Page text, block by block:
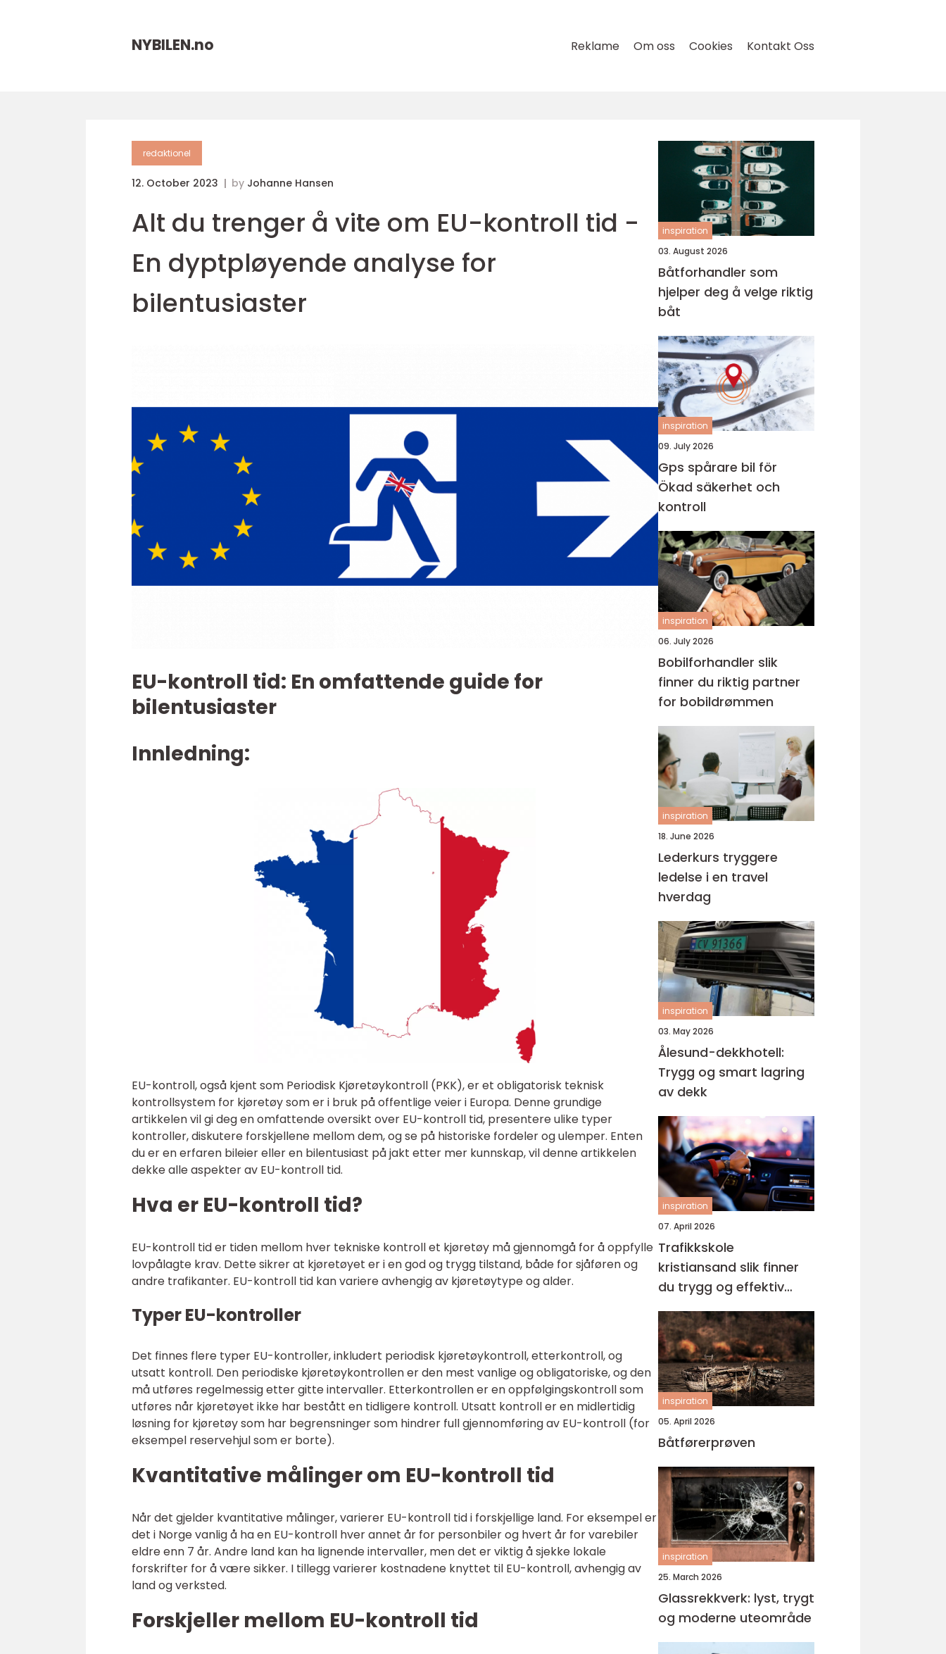
NYBILEN.no Reklame Om oss Cookies Kontakt Oss
redaktionel
12. October 2023 by Johanne Hansen
Alt du trenger å vite om EU-kontroll tid -
En dyptpløyende analyse for
bilentusiaster
EU-kontroll tid: En omfattende guide for
bilentusiaster
Innledning:
EU-kontroll, også kjent som Periodisk Kjøretøykontroll (PKK), er et obligatorisk teknisk
kontrollsystem for kjøretøy som er i bruk på offentlige veier i Europa. Denne grundige
artikkelen vil gi deg en omfattende oversikt over EU-kontroll tid, presentere ulike typer
kontroller, diskutere forskjellene mellom dem, og se på historiske fordeler og ulemper. Enten
du er en erfaren bileier eller en bilentusiast på jakt etter mer kunnskap, vil denne artikkelen
dekke alle aspekter av EU-kontroll tid.
Hva er EU-kontroll tid?
EU-kontroll tid er tiden mellom hver tekniske kontroll et kjøretøy må gjennomgå for å oppfylle
lovpålagte krav. Dette sikrer at kjøretøyet er i en god og trygg tilstand, både for sjåføren og
andre trafikanter. EU-kontroll tid kan variere avhengig av kjøretøytype og alder.
Typer EU-kontroller
Det finnes flere typer EU-kontroller, inkludert periodisk kjøretøykontroll, etterkontroll, og
utsatt kontroll. Den periodiske kjøretøykontrollen er den mest vanlige og obligatoriske, og den
må utføres regelmessig etter gitte intervaller. Etterkontrollen er en oppfølgingskontroll som
utføres når kjøretøyet ikke har bestått en tidligere kontroll. Utsatt kontroll er en midlertidig
løsning for kjøretøy som har begrensninger som hindrer full gjennomføring av EU-kontroll (for
eksempel reservehjul som er borte).
Kvantitative målinger om EU-kontroll tid
Når det gjelder kvantitative målinger, varierer EU-kontroll tid i forskjellige land. For eksempel er
det i Norge vanlig å ha en EU-kontroll hver annet år for personbiler og hvert år for varebiler
eldre enn 7 år. Andre land kan ha lignende intervaller, men det er viktig å sjekke lokale
forskrifter for å være sikker. I tillegg varierer kostnadene knyttet til EU-kontroll, avhengig av
land og verksted.
Forskjeller mellom EU-kontroll tid
inspiration
03. August 2026
Båtforhandler som
hjelper deg å velge riktig
båt
inspiration
09. July 2026
Gps spårare bil för
Ökad säkerhet och
kontroll
inspiration
06. July 2026
Bobilforhandler slik
finner du riktig partner
for bobildrømmen
inspiration
18. June 2026
Lederkurs tryggere
ledelse i en travel
hverdag
inspiration
03. May 2026
Ålesund-dekkhotell:
Trygg og smart lagring
av dekk
inspiration
07. April 2026
Trafikkskole
kristiansand slik finner
du trygg og effektiv
opplæring
inspiration
05. April 2026
Båtførerprøven
inspiration
25. March 2026
Glassrekkverk: lyst, trygt
og moderne uteområde